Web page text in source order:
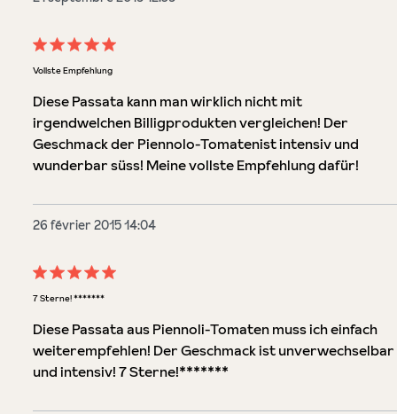
Évaluation avec une note de 5 sur 5 étoiles
Vollste Empfehlung
Diese Passata kann man wirklich nicht mit
irgendwelchen Billigprodukten vergleichen! Der
Geschmack der Piennolo-Tomatenist intensiv und
wunderbar süss! Meine vollste Empfehlung dafür!
26 février 2015 14:04
Évaluation avec une note de 5 sur 5 étoiles
7 Sterne! *******
Diese Passata aus Piennoli-Tomaten muss ich einfach
weiterempfehlen! Der Geschmack ist unverwechselbar
und intensiv! 7 Sterne!*******